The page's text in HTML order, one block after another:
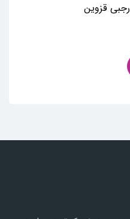
قزوین